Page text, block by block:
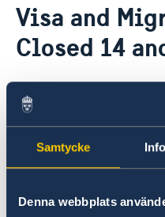
Samtycke
Denna webbplats
Ambassador
Data Protection Policy
Contact / Opening
Book an appointment
Current
News
Rules for resident
Invitation to civil
partnership with Sida
Important information
Passports
Development
Visa and
Closed 14
13 May 2025
Please be
Migration
2025.